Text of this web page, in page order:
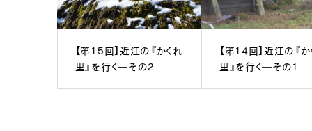
【第15回】近江の『かくれ
里』を行く―その2
【第14回】近江の『
里』を行く―その1